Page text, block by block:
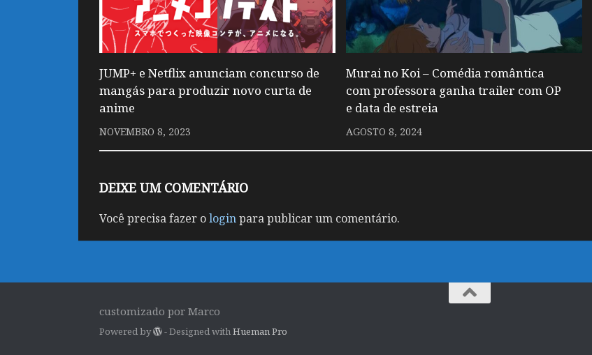
JUMP+ e Netflix anunciam concurso de
mangás para produzir novo curta de
anime
NOVEMBRO 8, 2023
Murai no Koi – Comédia romântica
com professora ganha trailer com OP
e data de estreia
AGOSTO 8, 2024
DEIXE UM COMENTÁRIO
Você precisa fazer ologinpara publicar um comentário.
customizado por Marco
Powered by - Designed withHueman Pro